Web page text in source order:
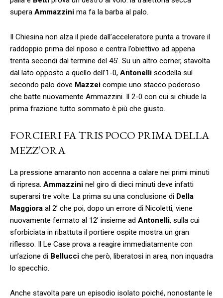
supera Ammazzini ma fa la barba al palo.
Il Chiesina non alza il piede dall’acceleratore punta a trovare il
raddoppio prima del riposo e centra l’obiettivo ad appena
trenta secondi dal termine del 45’. Su un altro corner, stavolta
dal lato opposto a quello dell’1-0, Antonelli scodella sul
secondo palo dove Mazzei compie uno stacco poderoso
che batte nuovamente Ammazzini. Il 2-0 con cui si chiude la
prima frazione tutto sommato è più che giusto.
FORCIERI FA TRIS POCO PRIMA DELLA
MEZZ’ORA
La pressione amaranto non accenna a calare nei primi minuti
di ripresa. Ammazzini nel giro di dieci minuti deve infatti
superarsi tre volte. La prima su una conclusione di Della
Maggiora al 2’ che poi, dopo un errore di Nicoletti, viene
nuovamente fermato al 12’ insieme ad Antonelli, sulla cui
sforbiciata in ribattuta il portiere ospite mostra un gran
riflesso. Il Le Case prova a reagire immediatamente con
un’azione di Bellucci che però, liberatosi in area, non inquadra
lo specchio.
Anche stavolta pare un episodio isolato poiché, nonostante le